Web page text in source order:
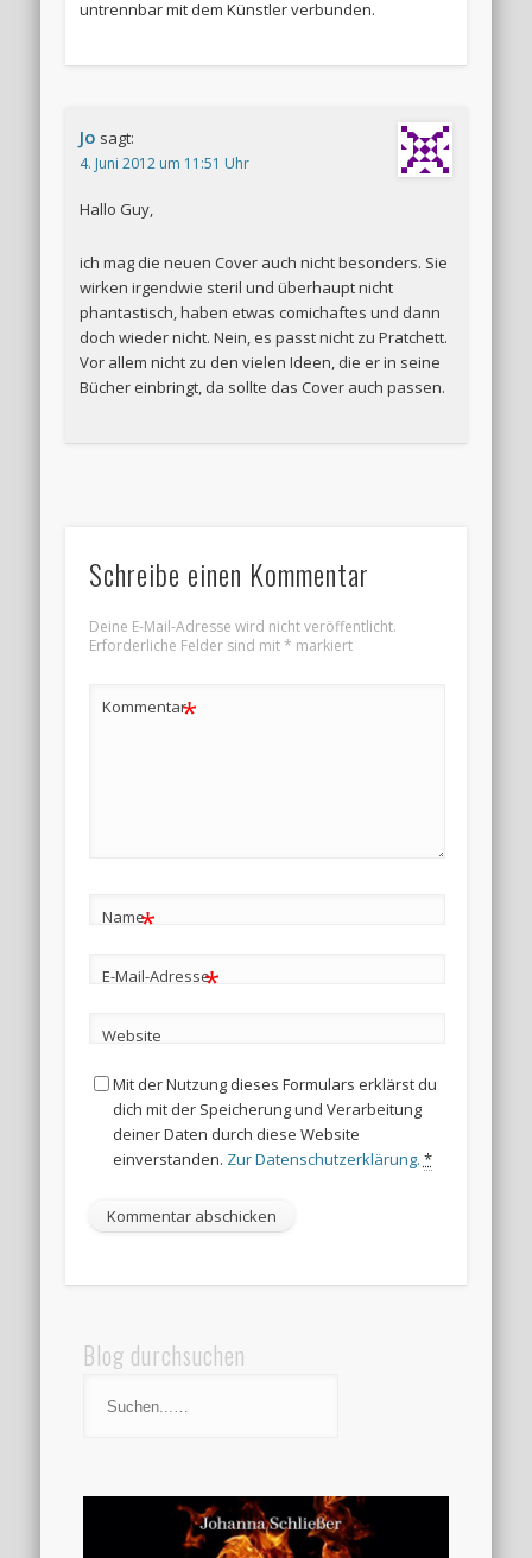
untrennbar mit dem Künstler verbunden.
Jo sagt:
4. Juni 2012 um 11:51 Uhr
Hallo Guy,
ich mag die neuen Cover auch nicht besonders. Sie
wirken irgendwie steril und überhaupt nicht
phantastisch, haben etwas comichaftes und dann
doch wieder nicht. Nein, es passt nicht zu Pratchett.
Vor allem nicht zu den vielen Ideen, die er in seine
Bücher einbringt, da sollte das Cover auch passen.
Schreibe einen Kommentar
Deine E-Mail-Adresse wird nicht veröffentlicht.
Erforderliche Felder sind mit* markiert
Kommentar*
Name*
E-Mail-Adresse*
Website
Mit der Nutzung dieses Formulars erklärst du
dich mit der Speicherung und Verarbeitung
deiner Daten durch diese Website
einverstanden. Zur Datenschutzerklärung. *
Blog durchsuchen